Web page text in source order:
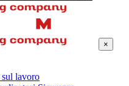
×
sul lavoro